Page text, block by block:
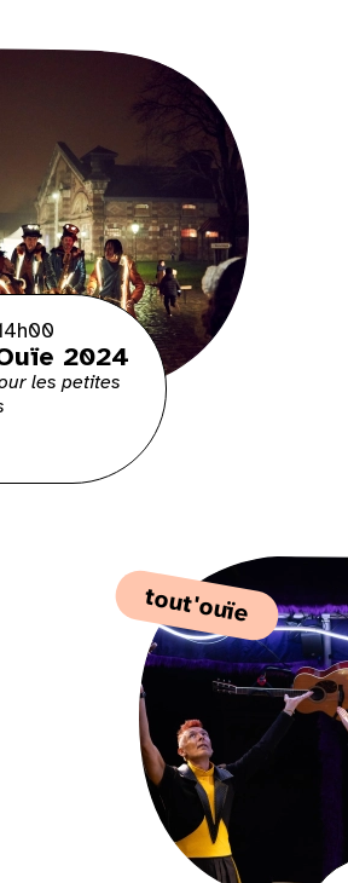
2024
les petites
tout'ouïe